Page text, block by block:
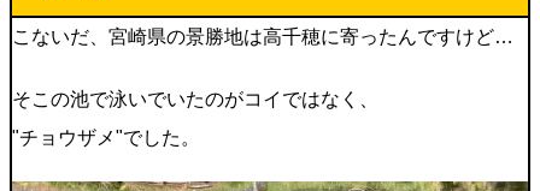
こないだ、宮崎県の景勝地は高千穂に寄ったんですけど…
そこの池で泳いでいたのがコイではなく、
"チョウザメ"でした。